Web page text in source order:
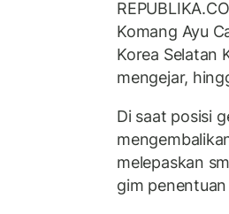
Komang Ayu
Korea Selatan
mengejar,
Di saat posisi
melepaskan
gim